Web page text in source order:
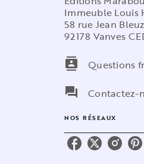
Immeuble Louis
58 rue Jean
92178 Vanves
contacts
Questions
question_answer
Contactez-
NOS RÉSEAUX